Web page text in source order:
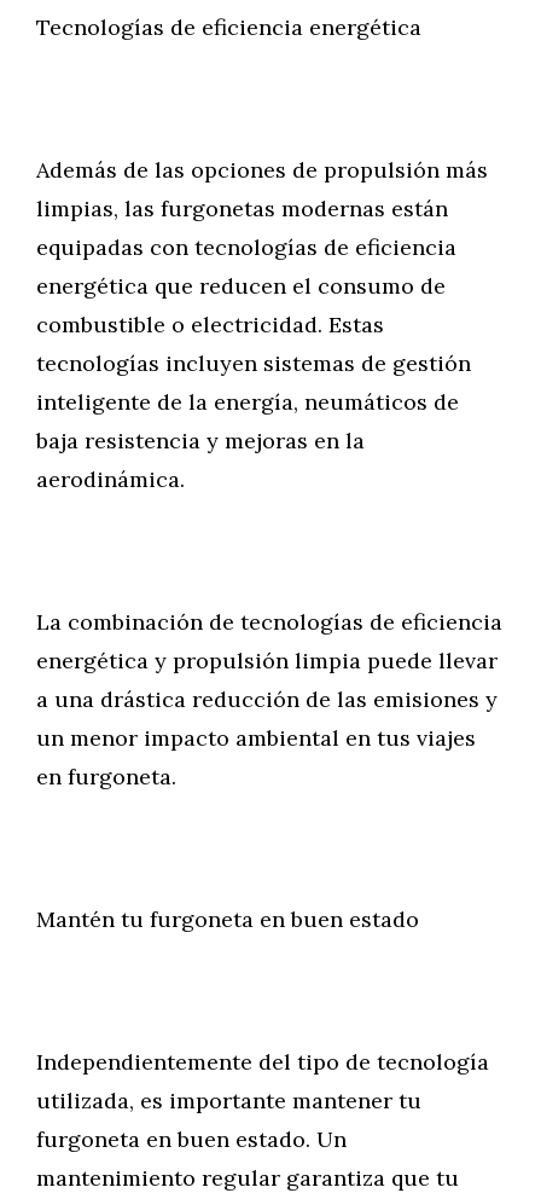
Tecnologías de eficiencia energética
Además de las opciones de propulsión más
limpias, las furgonetas modernas están
equipadas con tecnologías de eficiencia
energética que reducen el consumo de
combustible o electricidad. Estas
tecnologías incluyen sistemas de gestión
inteligente de la energía, neumáticos de
baja resistencia y mejoras en la
aerodinámica.
La combinación de tecnologías de eficiencia
energética y propulsión limpia puede llevar
a una drástica reducción de las emisiones y
un menor impacto ambiental en tus viajes
en furgoneta.
Mantén tu furgoneta en buen estado
Independientemente del tipo de tecnología
utilizada, es importante mantener tu
furgoneta en buen estado. Un
mantenimiento regular garantiza que tu